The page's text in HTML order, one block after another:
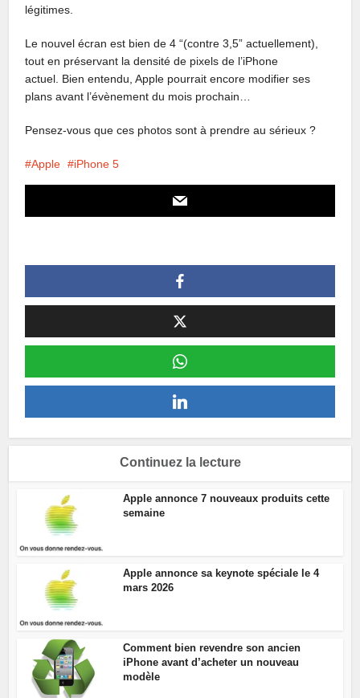
légitimes.
Le nouvel écran est bien de 4 “(contre 3,5” actuellement),
tout en préservant la densité de pixels de l’iPhone
actuel. Bien entendu, Apple pourrait encore modifier ses
plans avant l’évènement du mois prochain…
Pensez-vous que ces photos sont à prendre au sérieux ?
Apple iPhone 5
Continuez la lecture
Apple annonce 7 nouveaux produits cette
semaine
Apple annonce sa keynote spéciale le 4
mars 2026
Comment bien revendre son ancien
iPhone avant d’acheter un nouveau
modèle